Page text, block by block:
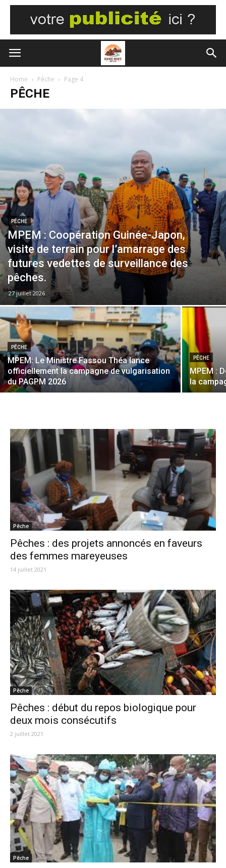
Home Pêche Page 4
PÊCHE
PÊCHE
MPEM : Coopération Guinée-Japon,
visite de terrain pour l’amarrage des
futures vedettes de surveillance des
pêches.
27 juillet 2026
PÊCHE
MPEM: Le Ministre Fassou Théa lance
officiellement la campagne de vulgarisation
du PAGPM 2026
PÊCHE
MPEM :
la
Pêche
Pêches : des projets annoncés en faveurs
des femmes mareyeuses
14 juillet 2021
Pêche
Pêches : début du repos biologique pour
deux mois consécutifs
2 juillet 2021
Pêche